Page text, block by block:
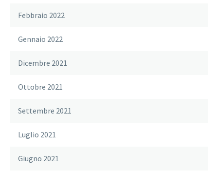
Febbraio 2022
Gennaio 2022
Dicembre 2021
Ottobre 2021
Settembre 2021
Luglio 2021
Giugno 2021